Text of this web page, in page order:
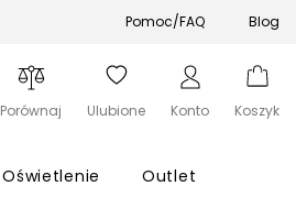
Pomoc/FAQ Blog
Porównaj Ulubione Konto Koszyk
Oświetlenie Outlet